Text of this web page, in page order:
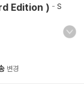
Edition ) - S
변경